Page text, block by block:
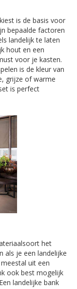
is de basis voor
bepaalde factoren
landelijk te laten
hout en een
voor je kasten.
is de kleur van
grijze of warme
is perfect
het
als je een landelijke
uit een
ook best mogelijk
landelijke bank